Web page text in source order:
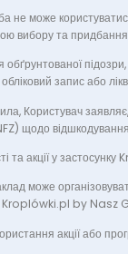
не може
вибору та
обґрунтованої
запис або
Користувач
щодо
та акції у
може
Kroplówki.pl by Nasz
акції або